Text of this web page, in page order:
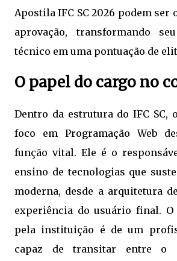
Apostila IFC SC 2026 podem ser
aprovação, transformando
técnico em uma pontuação de
O papel do cargo no
Dentro da estrutura do IFC SC,
foco em Programação Web
função vital. Ele é o
ensino de tecnologias que
moderna, desde a arquitetura
experiência do usuário final.
pela instituição é de um
capaz de transitar entre o